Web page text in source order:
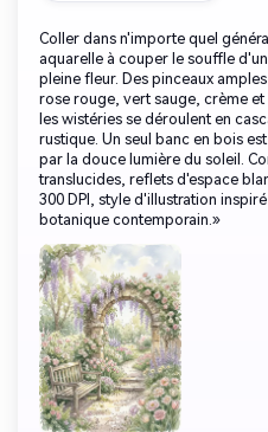
Coller dans n'importe quel
aquarelle à couper le souffle
pleine fleur. Des pinceaux
rose rouge, vert sauge, crème
les wistéries se déroulent en
rustique. Un seul banc en bois
par la douce lumière du soleil.
translucides, reflets d'espace
300 DPI, style d'illustration
botanique contemporain.»